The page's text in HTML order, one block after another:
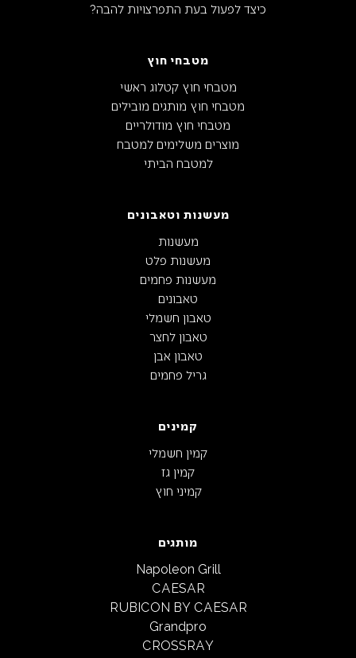
כיצד לפעול בעת התפרצויות להבה?
מטבחי חוץ
מטבחי חוץ קטלוג ראשי
מטבחי חוץ מותגים מובילים
מטבחי חוץ מודולריים
מוצרים משלימים למטבח
למטבח הביתי
מעשנות וטאבונים
מעשנות
מעשנות פלט
מעשנות פחמים
טאבונים
טאבון חשמלי
טאבון לחצר
טאבון אבן
גריל פחמים
קמינים
קמין חשמלי
קמין גז
קמיני חוץ
מותגים
Napoleon Grill
CAESAR
RUBICON BY CAESAR
Grandpro
CROSSRAY